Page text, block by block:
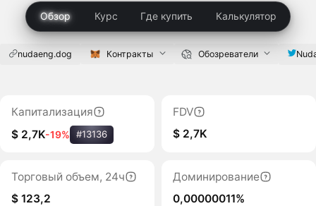
Обзор Курс Где купить Калькулятор
nudaeng.dog Контракты Обозреватели
Капитализация
$ 2,7K-19% #13136
FDV
$ 2,7K
Торговый объем, 24ч
$ 123,2
Доминирование
0,00000011%